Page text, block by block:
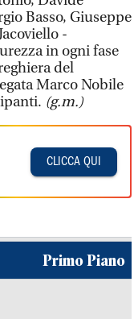
Basso, Giuseppe
-
in ogni fase
del
Marco Nobile
(g.m.)
CLICCA QUI
Primo Piano